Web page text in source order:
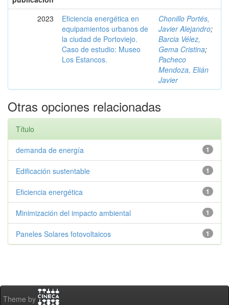
2023
Eficiencia energética en
equipamientos urbanos de
la ciudad de Portoviejo.
Caso de estudio: Museo
Los Estancos.
Chonillo Portés,
Javier Alejandro;
Barcia Vélez,
Gema Cristina;
Pacheco
Mendoza, Elián
Javier
Otras opciones relacionadas
Título
1
demanda de energía
1
Edificación sustentable
1
Eficiencia energética
1
Minimización del impacto ambiental
1
Paneles Solares fotovoltaicos
Theme by